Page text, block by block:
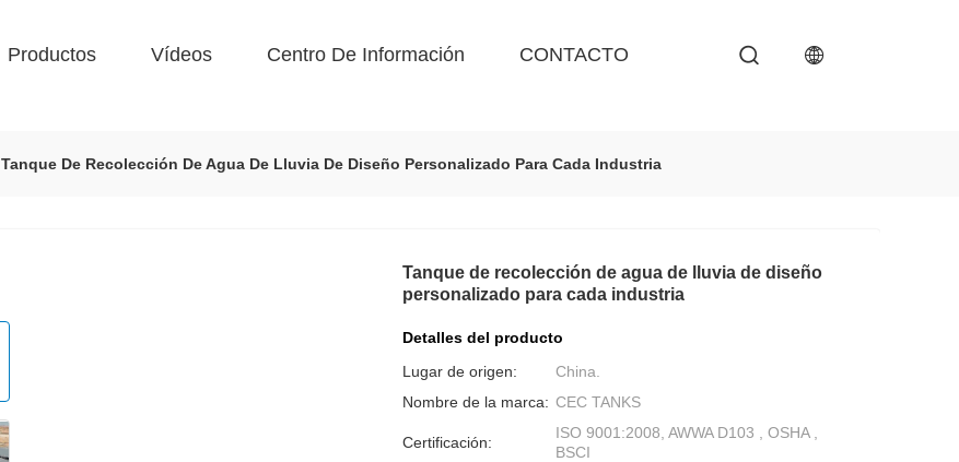
Productos Vídeos Centro De Información CONTACTO
Tanque De Recolección De Agua De Lluvia De Diseño Personalizado Para Cada Industria
Tanque de recolección de agua de lluvia de diseño
personalizado para cada industria
Detalles del producto
Lugar de origen:
China.
Nombre de la marca: CEC TANKS
Certificación:
ISO 9001:2008, AWWA D103 , OSHA ,
BSCI